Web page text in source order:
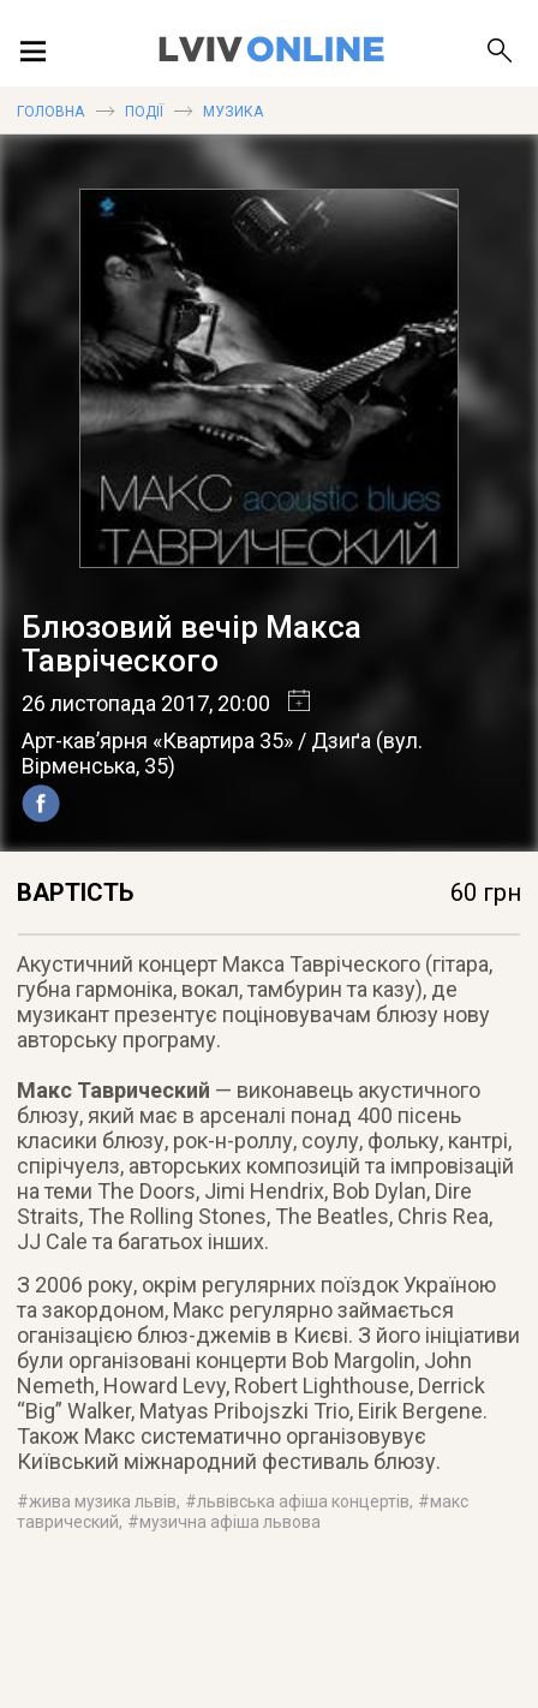
ПУБЛІКАЦІЇ
ДОВІДКА
ГОЛОВНА ПОДІЇ МУЗИКА
Блюзовий вечір Макса
Тавріческого
26 листопада 2017, 20:00
Арт-кав’ярня «Квартира 35» / Дзиґа (вул.
Вірменська, 35)
ВАРТІСТЬ 60 грн
Акустичний концерт Макса Тавріческого (гітара,
губна гармоніка, вокал, тамбурин та казу), де
музикант презентує поціновувачам блюзу нову
авторську програму.
Макс Таврический — виконавець акустичного
блюзу, який має в арсеналі понад 400 пісень
класики блюзу, рок-н-роллу, соулу, фольку, кантрі,
спірічуелз, авторських композицій та імпровізацій
на теми The Doors, Jimi Hendrix, Bob Dylan, Dire
Straits, The Rolling Stones, The Beatles, Chris Rea,
JJ Cale та багатьох інших.
З 2006 року, окрім регулярних поїздок Україною
та закордоном, Макс регулярно займається
оганізацією блюз-джемів в Києві. З його ініціативи
були організовані концерти Bob Margolin, John
Nemeth, Howard Levy, Robert Lighthouse, Derrick
“Big” Walker, Matyas Pribojszki Trio, Eirik Bergene.
Також Макс систематично організовувує
Київський міжнародний фестиваль блюзу.
#жива музика львів, #львівська афіша концертів, #макс
таврический, #музична афіша львова